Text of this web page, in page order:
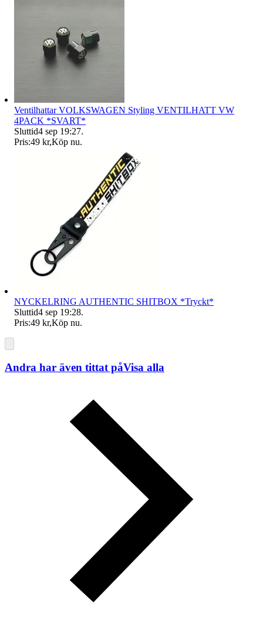
Ventilhattar VOLKSWAGEN Styling VENTILHATT VW
4PACK *SVART*
Sluttid4 sep 19:27.
Pris:49 kr,Köp nu.
NYCKELRING AUTHENTIC SHITBOX *Tryckt*
Sluttid4 sep 19:28.
Pris:49 kr,Köp nu.
Andra har även tittat påVisa alla